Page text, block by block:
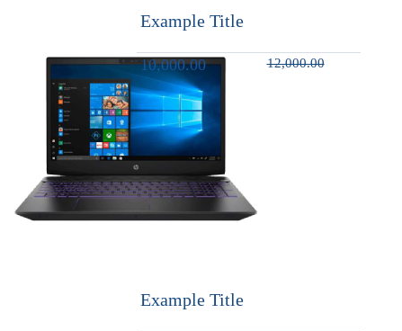
Example Title
10,000.00 12,000.00
Example Title